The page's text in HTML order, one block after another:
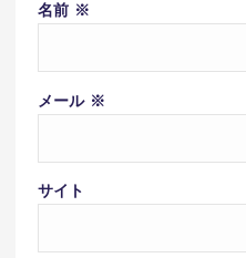
名前 ※
メール ※
サイト